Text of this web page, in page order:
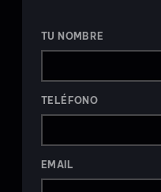
TU NOMBRE
TELÉFONO
EMAIL